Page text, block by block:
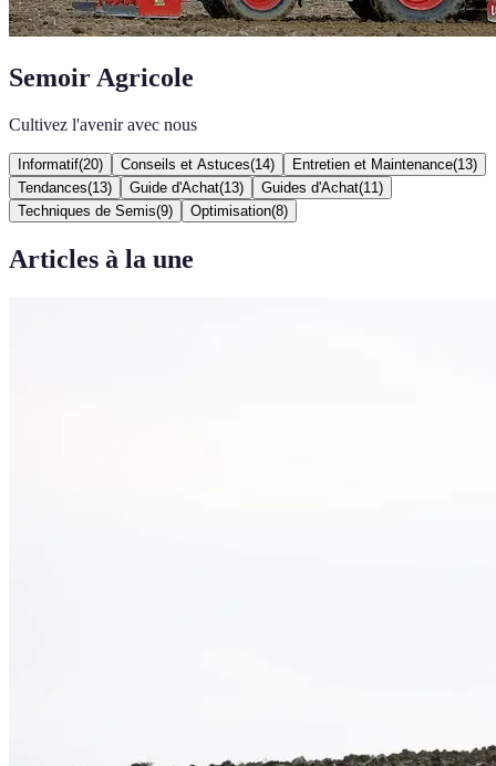
Semoir Agricole
Cultivez l'avenir avec nous
Informatif(20) Conseils et Astuces(14) Entretien et Maintenance(13)
Tendances(13) Guide d'Achat(13) Guides d'Achat(11 )
Techniques de Semis(9) Optimisation(8)
Articles à la une